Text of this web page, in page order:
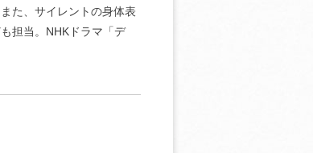
た、サイレントの身体表
担当。NHKドラマ「デ